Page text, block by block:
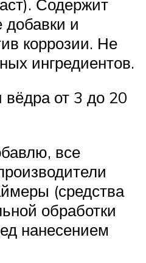
Содержит
добавки и
коррозии. Не
ингредиентов.
вёдра от 3 до 20
все
(средства
обработки
нанесением